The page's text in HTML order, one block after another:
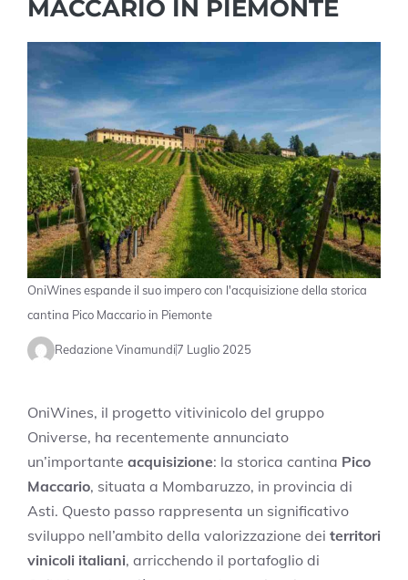
MACCARIO IN PIEMONTE
OniWines espande il suo impero con l'acquisizione della storica
cantina Pico Maccario in Piemonte
Redazione Vinamundi7 Luglio 2025
OniWines, il progetto vitivinicolo del gruppo
Oniverse, ha recentemente annunciato
un’importante acquisizione: la storica cantina Pico
Maccario, situata a Mombaruzzo, in provincia di
Asti. Questo passo rappresenta un significativo
sviluppo nell’ambito della valorizzazione dei territori
vinicoli italiani, arricchendo il portafoglio di